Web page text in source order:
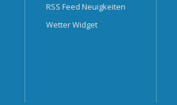
RSS Feed Neuigkeiten
Wetter Widget